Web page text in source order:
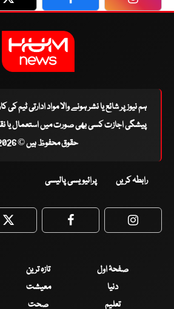
Twitter Facebook
ہم نیوز پر شائع یا نشر ہونے والا مواد ادارتی ٹیم
پیشگی اجازت کسی بھی صورت میں استعمال یا
حقوق محفوظ ہیں © 2026
رابطہ کریں پرائیویسی پالیسی
Twitter Facebook
صفحۂ اول تازہ ترین
دنیا
معیشت
تعلیم
صحت